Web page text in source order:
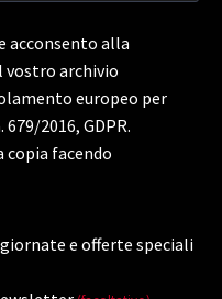
acconsento alla
vostro archivio
europeo per
2016, GDPR.
copia facendo
e offerte speciali